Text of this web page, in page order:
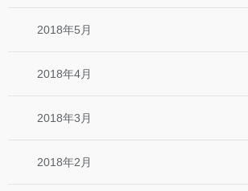
2018年5月
2018年4月
2018年3月
2018年2月